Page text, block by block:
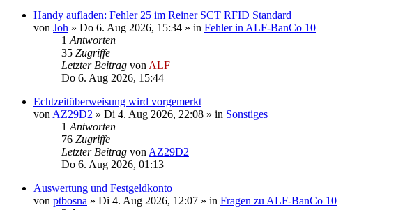
Handy aufladen: Fehler 25 im Reiner SCT RFID Standard
von Joh » Do 6. Aug 2026, 15:34 » in Fehler in ALF-BanCo 10
1 Antworten
35 Zugriffe
Letzter Beitrag von ALF
Do 6. Aug 2026, 15:44
Echtzeitüberweisung wird vorgemerkt
von AZ29D2 » Di 4. Aug 2026, 22:08 » in Sonstiges
1 Antworten
76 Zugriffe
Letzter Beitrag von AZ29D2
Do 6. Aug 2026, 01:13
Auswertung und Festgeldkonto
von ptbosna » Di 4. Aug 2026, 12:07 » in Fragen zu ALF-BanCo 10